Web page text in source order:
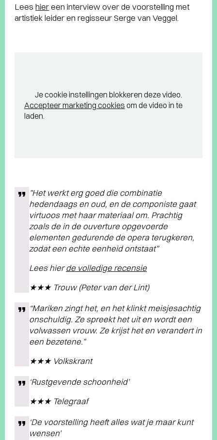
Lees hiereen interview over de voorstelling met
artistiek leider en regisseur Serge van Veggel.
Je cookie instellingen blokkeren deze video.
Accepteer marketing cookies om de video in te
laden.
”Het werkt erg goed die combinatie
hedendaags en oud, en de componiste gaat
virtuoos met haar materiaal om. Prachtig
zoals de in de ouverture opgevoerde
elementen gedurende de opera terugkeren,
zodat een echte eenheid ontstaat”
Lees hierde volledige recensie
★★★ Trouw (Peter van der Lint)
“Mariken zingt het, en het klinkt meisjesachtig
onschuldig. Ze spreekt het uit en wordt een
volwassen vrouw. Ze krijst het en verandert in
een bezetene.”
★★★ Volkskrant
‘Rustgevende schoonheid’
★★★ Telegraaf
‘De voorstelling heeft alles wat je maar kunt
wensen’